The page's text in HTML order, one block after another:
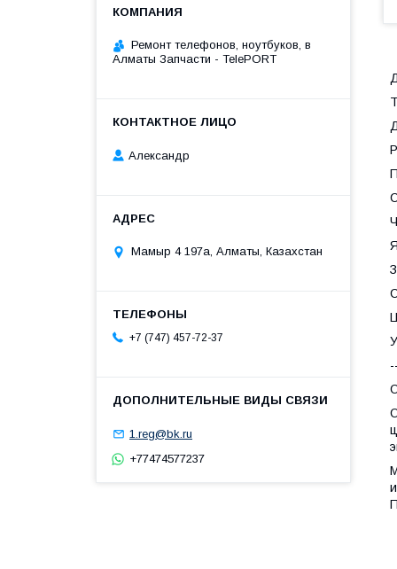
Ремонт телефонов, ноутбуков, в
Алматы Запчасти - TelePORT
Александр
Мамыр 4 197а, Алматы, Казахстан
+7 (747) 457-72-37
1.reg@bk.ru
+77474577237